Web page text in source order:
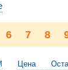
6 7 8
Цена